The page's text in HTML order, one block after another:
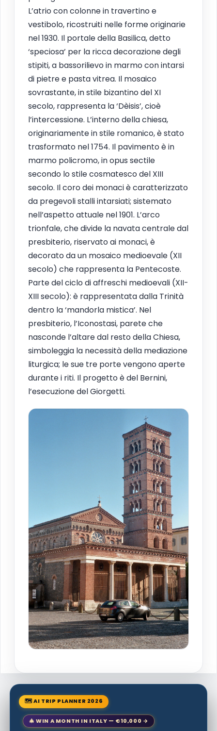
L’atrio con colonne in travertino e
vestibolo, ricostruiti nelle forme originarie
nel 1930. Il portale della Basilica, detto
‘speciosa’ per la ricca decorazione degli
stipiti, a bassorilievo in marmo con intarsi
di pietre e pasta vitrea. Il mosaico
sovrastante, in stile bizantino del XI
secolo, rappresenta la ‘Dèisis’, cioè
l’intercessione. L’interno della chiesa,
originariamente in stile romanico, è stato
trasformato nel 1754. Il pavimento è in
marmo policromo, in opus sectile
secondo lo stile cosmatesco del XIII
secolo. Il coro dei monaci è caratterizzato
da pregevoli stalli intarsiati; sistemato
nell’aspetto attuale nel 1901. L’arco
trionfale, che divide la navata centrale dal
presbiterio, riservato ai monaci, è
decorato da un mosaico medioevale (XII
secolo) che rappresenta la Pentecoste.
Parte del ciclo di affreschi medioevali (XII-
XIII secolo): è rappresentata dalla Trinità
dentro la ‘mandorla mistica’. Nel
presbiterio, l’Iconostasi, parete che
nasconde l’altare dal resto della Chiesa,
simboleggia la necessità della mediazione
liturgica; le sue tre porte vengono aperte
durante i riti. Il progetto è del Bernini,
l’esecuzione del Giorgetti.
🗺 AI TRIP PLANNER 2026
🎄 WIN A MONTH IN ITALY — €10,000 →